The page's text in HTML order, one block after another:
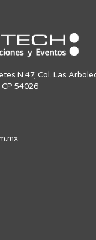
N.47, Col. Las
54026